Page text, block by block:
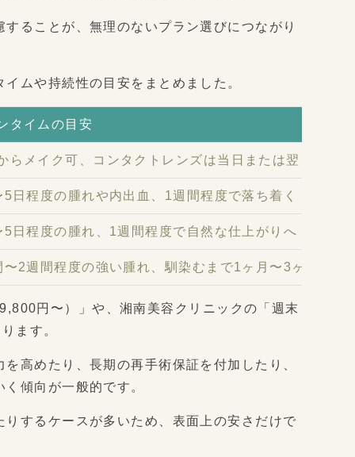
ることが、無理のないプラン選びにつながり
ムや持続性の目安をまとめました。
タイムの目安
らメイク可、コンタクトレンズは当日または翌日から
5日程度の腫れや内出血、1週間程度で落ち着く
5日程度の腫れ、1週間程度で自然な仕上がりへ
〜2週間程度の強い腫れ、馴染むまで1ヶ月〜3ヶ月（約
円〜）」や、湘南美容クリニックの「週末
ます。
高めたり、長期の再手術保証を付加したり、
傾向が一般的です。
するケースが多いため、表面上の安さだけで